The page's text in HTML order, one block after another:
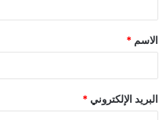
ق
*
الاسم *
البريد الإلكتروني*